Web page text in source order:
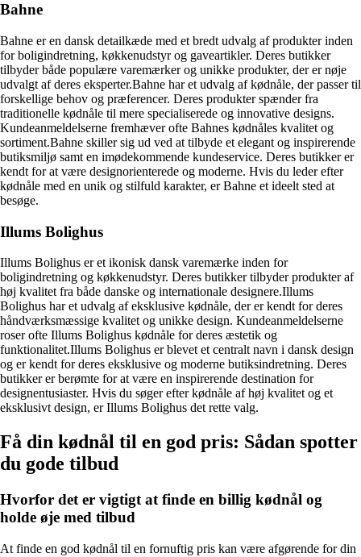
Bahne
Bahne er en dansk detailkæde med et bredt udvalg af produkter inden
for boligindretning, køkkenudstyr og gaveartikler. Deres butikker
tilbyder både populære varemærker og unikke produkter, der er nøje
udvalgt af deres eksperter.Bahne har et udvalg af kødnåle, der passer til
forskellige behov og præferencer. Deres produkter spænder fra
traditionelle kødnåle til mere specialiserede og innovative designs.
Kundeanmeldelserne fremhæver ofte Bahnes kødnåles kvalitet og
sortiment.Bahne skiller sig ud ved at tilbyde et elegant og inspirerende
butiksmiljø samt en imødekommende kundeservice. Deres butikker er
kendt for at være designorienterede og moderne. Hvis du leder efter
kødnåle med en unik og stilfuld karakter, er Bahne et ideelt sted at
besøge.
Illums Bolighus
Illums Bolighus er et ikonisk dansk varemærke inden for
boligindretning og køkkenudstyr. Deres butikker tilbyder produkter af
høj kvalitet fra både danske og internationale designere.Illums
Bolighus har et udvalg af eksklusive kødnåle, der er kendt for deres
håndværksmæssige kvalitet og unikke design. Kundeanmeldelserne
roser ofte Illums Bolighus kødnåle for deres æstetik og
funktionalitet.Illums Bolighus er blevet et centralt navn i dansk design
og er kendt for deres eksklusive og moderne butiksindretning. Deres
butikker er berømte for at være en inspirerende destination for
designentusiaster. Hvis du søger efter kødnåle af høj kvalitet og et
eksklusivt design, er Illums Bolighus det rette valg.
Få din kødnål til en god pris: Sådan spotter
du gode tilbud
Hvorfor det er vigtigt at finde en billig kødnål og
holde øje med tilbud
At finde en god kødnål til en fornuftig pris kan være afgørende for din